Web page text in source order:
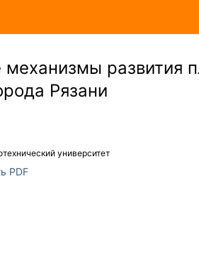
развития
Рязани
университет
PDF